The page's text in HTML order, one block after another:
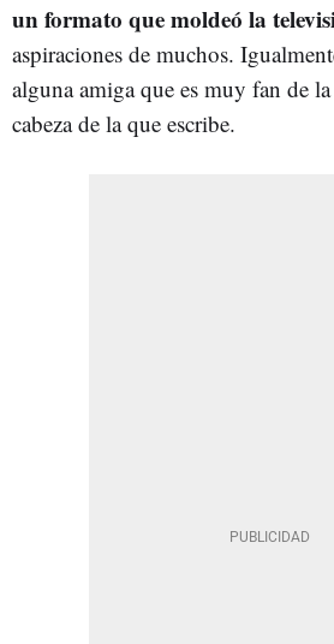
un formato que moldeó la
aspiraciones de muchos.
alguna amiga que es muy fan de
cabeza de la que escribe.